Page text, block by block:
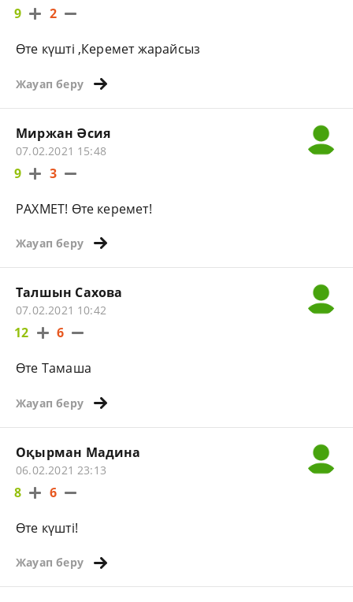
9 2
Өте күшті ,Керемет жарайсыз
Жауап беру
Миржан Әсия
07.02.2021 15:48
9 3
РАХМЕТ! Өте керемет!
Жауап беру
Талшын Сахова
07.02.2021 10:42
12 6
Өте Тамаша
Жауап беру
Оқырман Мадина
06.02.2021 23:13
8 6
Өте күшті!
Жауап беру